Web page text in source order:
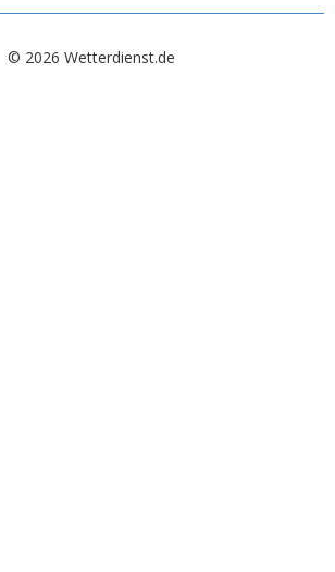
© 2026 Wetterdienst.de